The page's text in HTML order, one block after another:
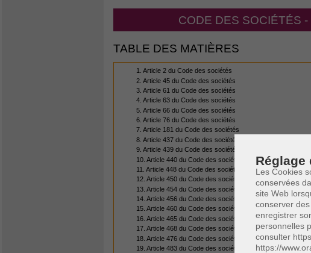
Réglage
Les Cookies
conservées
site Web
conserver
enregistrer
personnelles
consulter
https://
CODE DES SOCIÉTÉS
TABLE DES MATIÈRES
1. Article 2 du Code des sociétés
2. Article 45 du Code des sociétés
3. Article 61 du Code des sociétés
4. Article 63 du Code des sociétés
5. Article 66 du Code des sociétés
6. Article 76 du Code des sociétés
7. Article 181 du Code des sociétés
8. Article 437 du Code des sociétés
9. Article 439 du Code des sociétés
10. Article 440 du Code des sociétés
11. Article 448 du Code des sociétés
12. Article 450 du Code des sociétés
13. Article 454 du Code des sociétés
14. Article 456 du Code des sociétés
15. Article 460 du Code des sociétés
16. Article 465 du Code des sociétés
17. Article 468 du Code des sociétés
18. Article 476 du Code des sociétés
19. Article 483 du Code des sociétés